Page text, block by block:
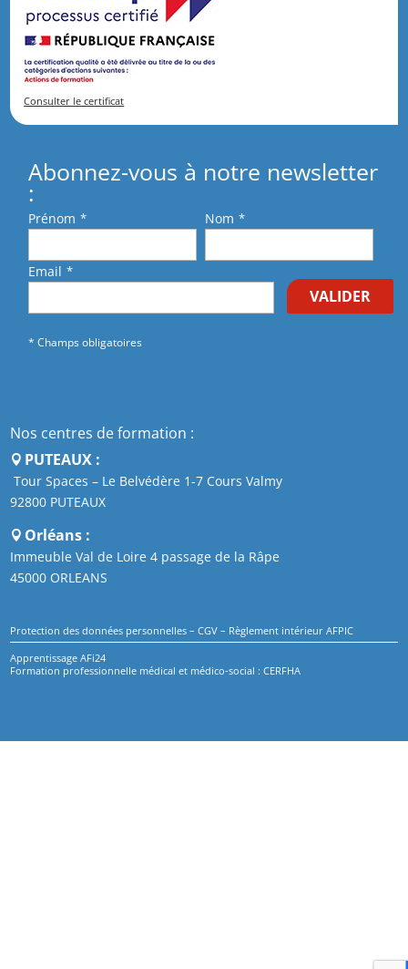
Consulter le certificat
Abonnez-vous à notre newsletter
:
Prénom * Nom *
Email *
VALIDER
* Champs obligatoires
Nos centres de formation :
PUTEAUX :
Tour Spaces – Le Belvédère 1-7 Cours Valmy
92800 PUTEAUX
Orléans :
Immeuble Val de Loire 4 passage de la Râpe
45000 ORLEANS
Protection des données personnelles –CGV – Règlement intérieur AFPIC
Apprentissage AFi24
Formation professionnelle médical et médico-social : CERFHA